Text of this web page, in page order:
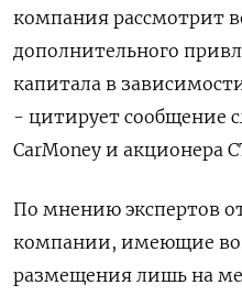
компания рассмотрит
дополнительного
капитала в
- цитирует сообщение
CarMoney и акционера
По мнению экспертов
компании, имеющие
размещения лишь на